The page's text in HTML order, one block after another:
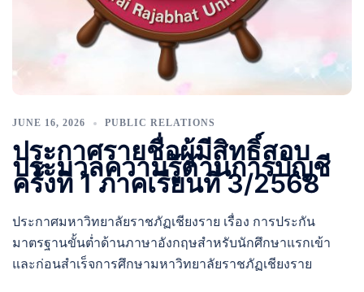
JUNE 16, 2026 PUBLIC RELATIONS
ประกาศรายชื่อผู้มีสิทธิ์สอบ
ประมวลความรู้ด้านการบัญชี
ครั้งที่ 1 ภาคเรียนที่ 3/2568
ประกาศมหาวิทยาลัยราชภัฏเชียงราย เรื่อง การประกัน
มาตรฐานขั้นต่ำด้านภาษาอังกฤษสำหรับนักศึกษาแรกเข้า
และก่อนสำเร็จการศึกษามหาวิทยาลัยราชภัฏเชียงราย